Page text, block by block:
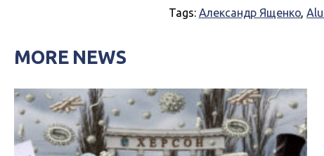
Tags: Александр Ященко,
MORE NEWS